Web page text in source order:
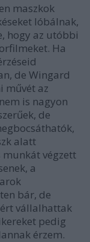
maszkok
lóbálnak,
hogy az utóbbi
Ha
de Wingard
művét az
is nagyon
de
alatt
munkát végzett
a
bár, de
vállalhattak
pedig
érzem.